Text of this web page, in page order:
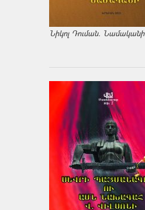
Նիկոլ Դուման. Նամականի